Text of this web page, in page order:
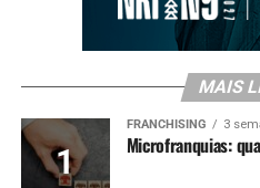
MAIS
FRANCHISING 3
Microfranquias: